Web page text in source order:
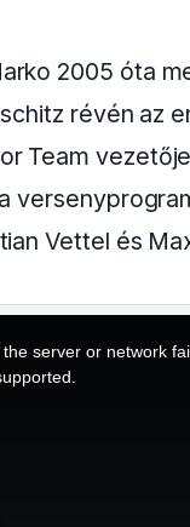
2005 óta
révén az
Team
Vettel és
server or network